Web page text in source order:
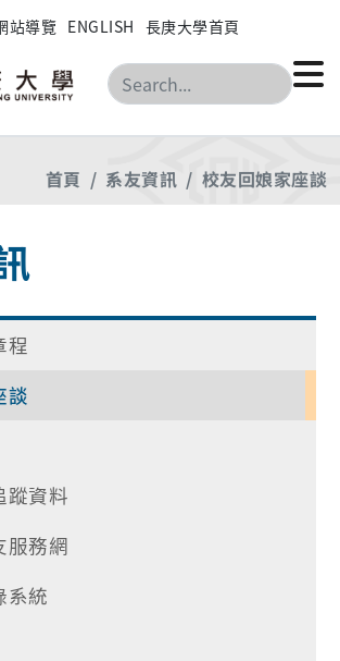
站導覽 ENGLISH 長庚大學首頁
搜尋
首頁 系友資訊 校友回娘家座談
程
談
蹤資料
服務網
系統